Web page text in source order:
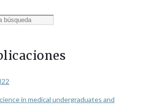
in medical undergraduates and